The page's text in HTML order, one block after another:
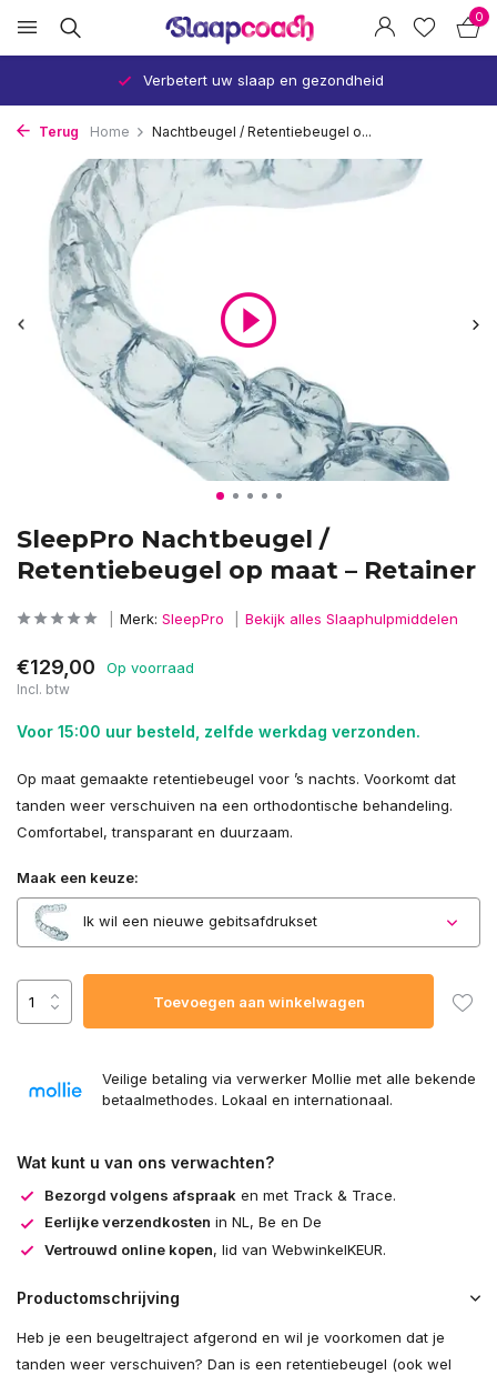
0
Verbetert uw slaap en gezondheid
Terug Home Nachtbeugel / Retentiebeugel o...
SleepPro Nachtbeugel /
Retentiebeugel op maat – Retainer
Merk: SleepPro Bekijk alles Slaaphulpmiddelen
€129,00 Op voorraad
Incl. btw
Voor 15:00 uur besteld, zelfde werkdag verzonden.
Op maat gemaakte retentiebeugel voor ’s nachts. Voorkomt dat
tanden weer verschuiven na een orthodontische behandeling.
Comfortabel, transparant en duurzaam.
Maak een keuze:
Ik wil een nieuwe gebitsafdrukset
Toevoegen aan winkelwagen
Veilige betaling via verwerker Mollie met alle bekende
betaalmethodes. Lokaal en internationaal.
Wat kunt u van ons verwachten?
Bezorgd volgens afspraak en met Track & Trace.
Eerlijke verzendkosten in NL, Be en De
Vertrouwd online kopen, lid van WebwinkelKEUR.
Productomschrijving
Heb je een beugeltraject afgerond en wil je voorkomen dat je
tanden weer verschuiven? Dan is een retentiebeugel (ook wel